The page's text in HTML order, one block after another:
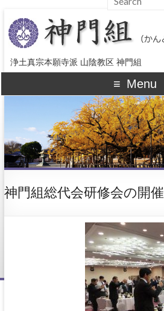
浄土真宗本願寺派 山陰教区 神門組
Menu
神門組総代会研修会の開催